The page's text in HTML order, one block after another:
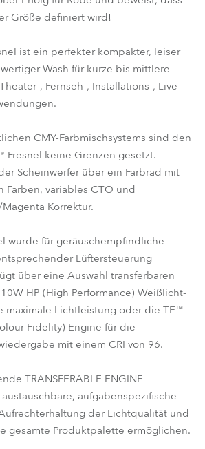
Größe definiert wird!
ist ein perfekter kompakter, leiser
Wash für kurze bis mittlere
, Fernseh-, Installations-, Live-
CMY-Farbmischsystems sind den
Fresnel keine Grenzen gesetzt.
Scheinwerfer über ein Farbrad mit
Farben, variables CTO und
Korrektur.
wurde für geräuschempfindliche
Lüftersteuerung
über eine Auswahl transferbaren
HP (High Performance) Weißlicht-
maximale Lichtleistung oder die TE™
Fidelity) Engine für die
mit einem CRI von 96.
TRANSFERABLE ENGINE
aufgabenspezifische
der Lichtqualität und
gesamte Produktpalette ermöglichen.